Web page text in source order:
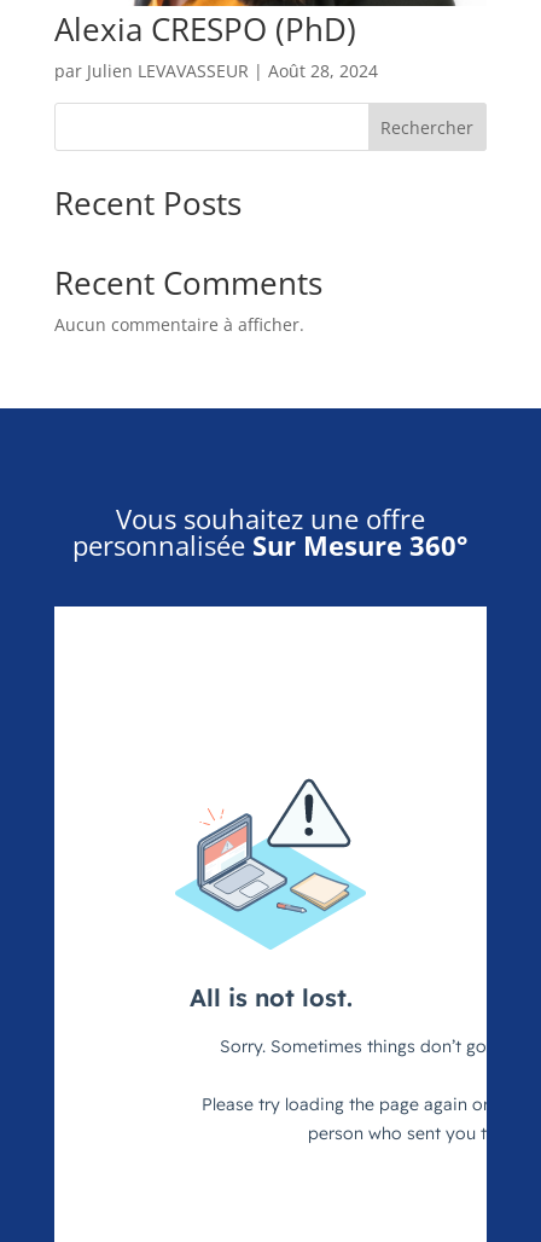
Alexia CRESPO (PhD)
par Julien LEVAVASSEUR | Août 28, 2024
Rechercher
Recent Posts
Recent Comments
Aucun commentaire à afficher.
Vous souhaitez une offre
personnalisée Sur Mesure 360°